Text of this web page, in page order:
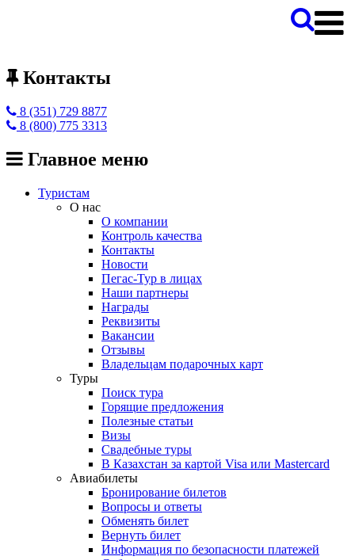
Контакты
8 (351) 729 8877
8 (800) 775 3313
Главное меню
Туристам
О нас
О компании
Контроль качества
Контакты
Новости
Пегас-Тур в лицах
Наши партнеры
Награды
Реквизиты
Вакансии
Отзывы
Владельцам подарочных карт
Туры
Поиск тура
Горящие предложения
Полезные статьи
Визы
Свадебные туры
В Казахстан за картой Visa или Masterсard
Авиабилеты
Бронирование билетов
Вопросы и ответы
Обменять билет
Вернуть билет
Информация по безопасности платежей